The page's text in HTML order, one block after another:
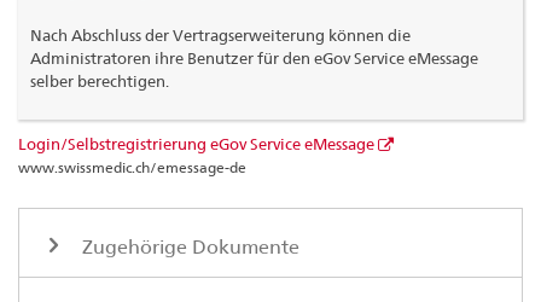
Nach Abschluss der Vertragserweiterung können die
Administratoren ihre Benutzer für den eGov Service eMessage
selber berechtigen.
Login/Selbstregistrierung eGov Service eMessage
www.swissmedic.ch/emessage-de
Zugehörige Dokumente